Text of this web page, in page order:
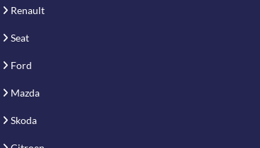
Renault
Seat
Ford
Mazda
Skoda